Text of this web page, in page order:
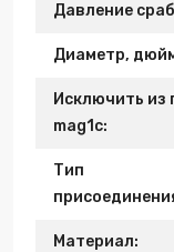
Давление
Диаметр,
Исключить из
mag1c:
Тип
Материал: